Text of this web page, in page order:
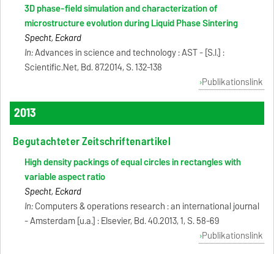
3D phase-field simulation and characterization of
microstructure evolution during Liquid Phase Sintering
Specht, Eckard
In:Advances in science and technology : AST - [S.l.] :
Scientific.Net, Bd. 87.2014, S. 132-138
Publikationslink
2013
Begutachteter Zeitschriftenartikel
High density packings of equal circles in rectangles with
variable aspect ratio
Specht, Eckard
In:Computers & operations research : an international journal
- Amsterdam [u.a.] : Elsevier, Bd. 40.2013, 1, S. 58-69
Publikationslink